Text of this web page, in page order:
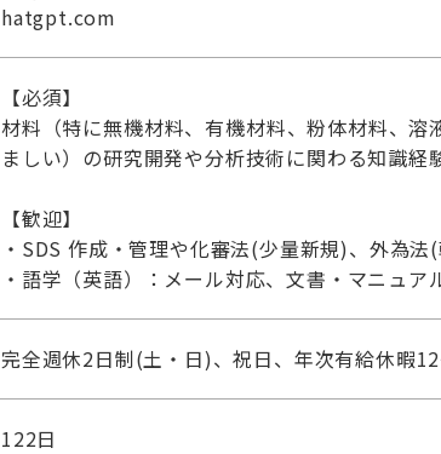
hatgpt.com
【必須】
材料（特に無機材料、有機材料、粉体材料、
ましい）の研究開発や分析技術に関わる知識経
【歓迎】
・SDS 作成・管理や化審法(少量新規)、外為
・語学（英語）：メール対応、文書・マニュア
完全週休2日制(土・日)、祝日、年次有給休暇
122日